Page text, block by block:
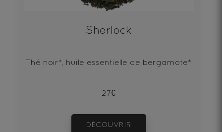
Sherlock
Thé noir*, huile essentielle de bergamote*
27€
DÉCOUVRIR